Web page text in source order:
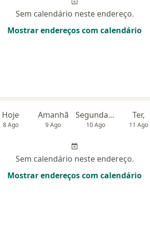
Sem calendário neste endereço.
Mostrar endereços com calendário
Hoje
8 Ago
Amanhã
9 Ago
Segunda-feira
10 Ago
Ter,
11 Ago
Sem calendário neste endereço.
Mostrar endereços com calendário